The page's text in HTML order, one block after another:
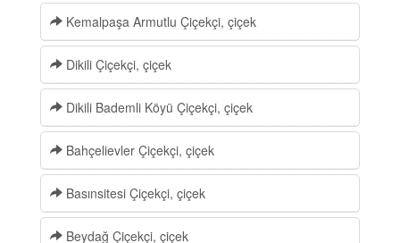
Kemalpaşa Armutlu Çiçekçi, çiçek
Dikili Çiçekçi, çiçek
Dikili Bademli Köyü Çiçekçi, çiçek
Bahçelievler Çiçekçi, çiçek
Basınsitesi Çiçekçi, çiçek
Beydağ Çiçekçi, çiçek